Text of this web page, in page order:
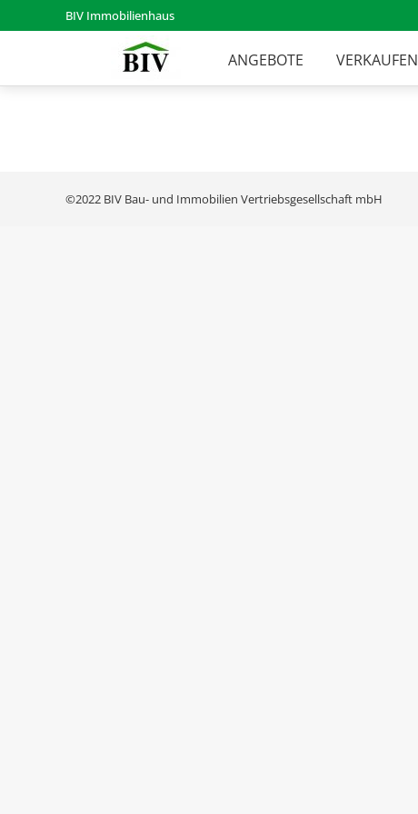
BIV Immobilienhaus
ANGEBOTE VERKAUFEN
©2022 BIV Bau- und Immobilien Vertriebsgesellschaft mbH